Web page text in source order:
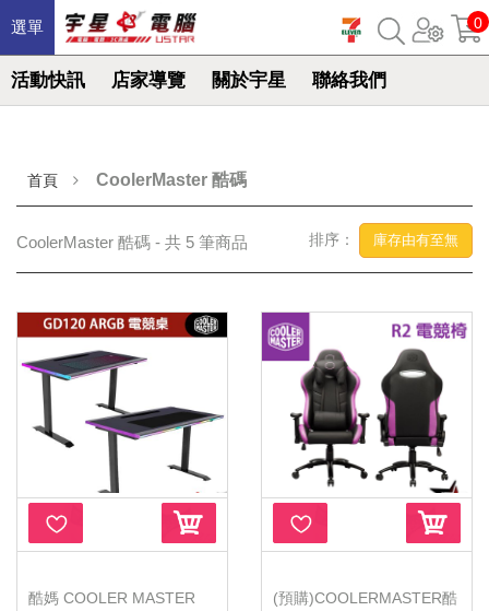
選單
活動快訊 店家導覽 關於宇星 聯絡我們
0
首頁 CoolerMaster 酷碼
CoolerMaster 酷碼 - 共 5 筆商品 排序： 庫存由有至無
酷媽 COOLER MASTER
(預購)COOLERMASTER酷